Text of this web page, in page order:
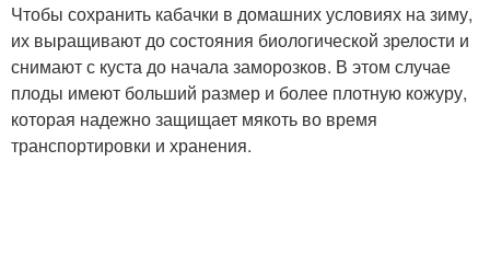
Чтобы сохранить кабачки в домашних условиях на зиму,
их выращивают до состояния биологической зрелости и
снимают с куста до начала заморозков. В этом случае
плоды имеют больший размер и более плотную кожуру,
которая надежно защищает мякоть во время
транспортировки и хранения.